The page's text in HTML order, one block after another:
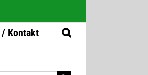
Kontakt